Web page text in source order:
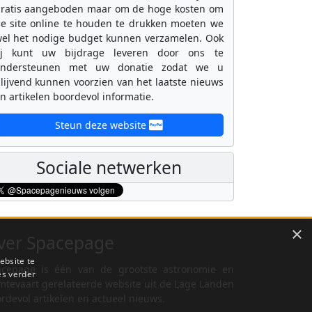
aangeboden maar om de hoge kosten om
site online te houden te drukken moeten we
het nodige budget kunnen verzamelen. Ook
kunt uw bijdrage leveren door ons te
met uw donatie zodat we u
kunnen voorzien van het laatste nieuws
artikelen boordevol informatie.
Steun deze website
Sociale netwerken
is één van de grootste astronomie en
×
te
verder